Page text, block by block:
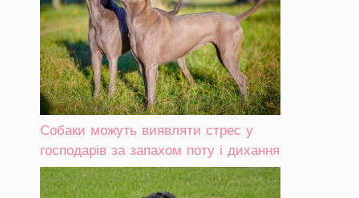
Собаки можуть виявляти стрес у
господарів за запахом поту і дихання